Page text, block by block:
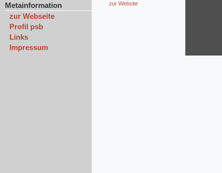
Metainformation
zur Webseite
Profil psb
Links
Impressum
zur Website